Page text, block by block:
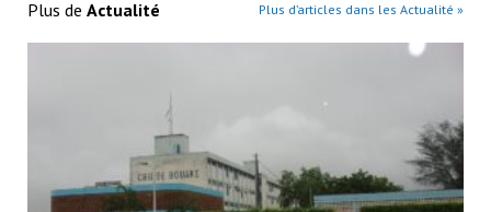
Plus de Actualité Plus d’articles dans les Actualité »